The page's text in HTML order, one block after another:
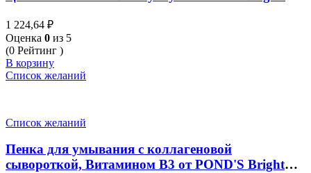
1 224,64 ₽
Оценка 0 из 5
(0 Рейтинг )
В корзину
Список желаний
Список желаний
Пенка для умывания с коллагеновой
сывороткой, Витамином В3 от POND'S Bright